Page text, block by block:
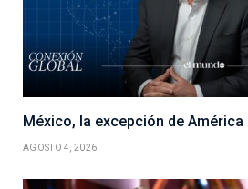
México, la excepción de América
AGOSTO 4, 2026